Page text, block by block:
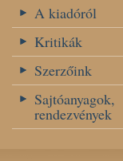
A kiadóról
Kritikák
Szerzőink
Sajtóanyagok,
rendezvények